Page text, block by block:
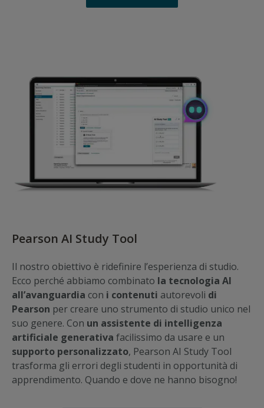
Pearson AI Study Tool
Il nostro obiettivo è ridefinire l’esperienza di studio.
Ecco perché abbiamo combinato la tecnologia AI
all’avanguardia con i contenuti autorevoli di
Pearson per creare uno strumento di studio unico nel
suo genere. Con un assistente di intelligenza
artificiale generativa facilissimo da usare e un
supporto personalizzato, Pearson AI Study Tool
trasforma gli errori degli studenti in opportunità di
apprendimento. Quando e dove ne hanno bisogno!